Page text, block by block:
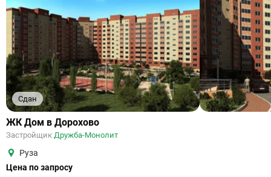
Сдан
ЖК Дом в Дорохово
Застройщик Дружба-Монолит
Руза
Цена по запросу